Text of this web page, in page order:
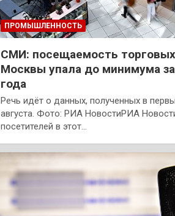
ПРОМЫШЛЕННОСТЬ
СМИ: посещаемость
Москвы упала до минимума
года
Речь идёт о данных, полученных в
августа. Фото: РИА НовостиРИА
посетителей в этот…